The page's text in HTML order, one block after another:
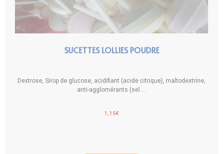
SUCETTES LOLLIES POUDRE
Dextrose, Sirop de glucose, acidifiant (acide citrique), maltodextrine,
anti-agglomérants (sel ...
1,15€